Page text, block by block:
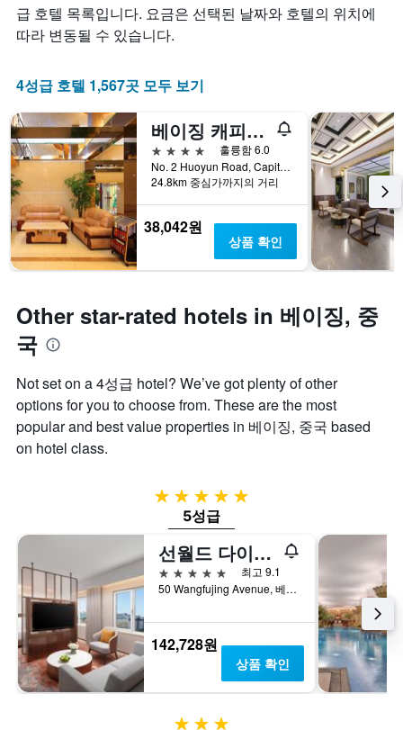
본
오
늘
객
실
의
평
균
가
표
시
하
는
의
Y
축
있
습
다.
하
는
1
의
X
축
이
있
습
다.
차
트
에
는
3
일
간
아
본
이
번
주
균
요
금
을
표
시
하
는
1
숙
일
며
전
인
지
를
표
시
1
개
의
X
있
습
니
차
트
에
는
객
을
표
시
하
는
1
개
의
Y
급 호텔 목록입니다. ​요금은 선택된 날짜와 호텔의 위치에
따라 변동될 수 있습니다.
4성급 호텔 1,567​곳 모두 ​보기
베이징 캐피털 국제공항 호텔
4성급
훌륭함 6.0
No. 2 Huoyun Road, Capital, 베이징, 중국
24.8km 중심가까지의 거리
38,042원
상품 확인
Other star-rated hotels in 베이징, 중
국
Not set on a 4성급 hotel? We’ve got plenty of other
options for you to choose from. These are the most
popular and best value properties in 베이징, 중국 based
on hotel class.
5성급
5성급
선월드 다이너스티 호텔 베이징 왕푸징
5성급
최고 9.1
50 Wangfujing Avenue, 베이징, 중국
142,728원
상품 확인
3성급